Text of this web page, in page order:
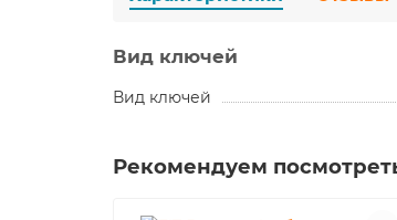
Вид ключей
Вид ключей
Рекомендуем